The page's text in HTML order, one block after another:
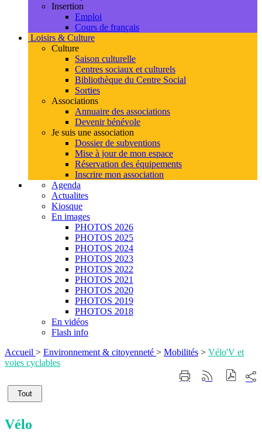
Insertion
Emploi
Cours de français
Loisirs & Culture
Culture
Saison culturelle
Centres sociaux et culturels
Bibliothèque du Centre Social
Sorties
Associations
Annuaire des associations
Devenir bénévole
Je suis une association
Dossier de subventions
Mise à jour de mon espace
Réservation des équipements
Inscrire mon association
Agenda
Actualites
Kiosque
En images
PHOTOS 2026
PHOTOS 2025
PHOTOS 2024
PHOTOS 2023
PHOTOS 2022
PHOTOS 2021
PHOTOS 2020
PHOTOS 2019
PHOTOS 2018
En vidéos
Flash info
Accueil > Environnement & citoyenneté > Mobilités > Vélo'V et
voies cyclables
ImprimerGénérer
sur
Tout
Vélo